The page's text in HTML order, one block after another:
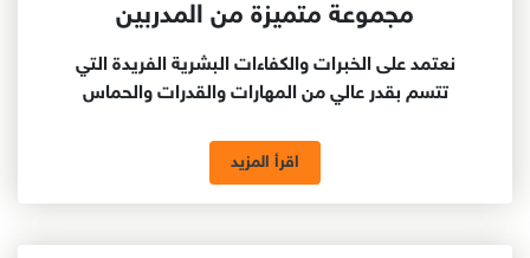
مجموعة متميزة من المدربين
نعتمد على الخبرات والكفاءات البشرية الفريدة التي
تتسم بقدر عالي من المهارات والقدرات والحماس
اقرأ المزيد